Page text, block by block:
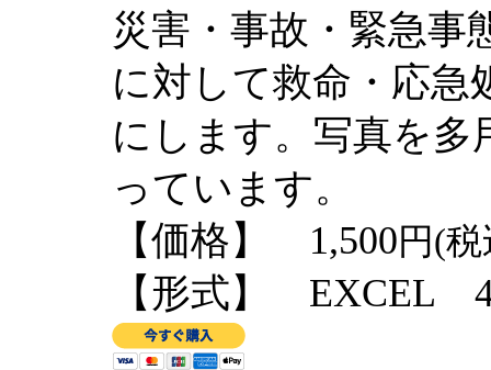
災害・事故・緊急事
に対して救命・応急
にします。写真を多
っています。
【価格】 1,500円(
【形式】 EXCEL